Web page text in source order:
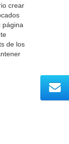
crear
página
de los